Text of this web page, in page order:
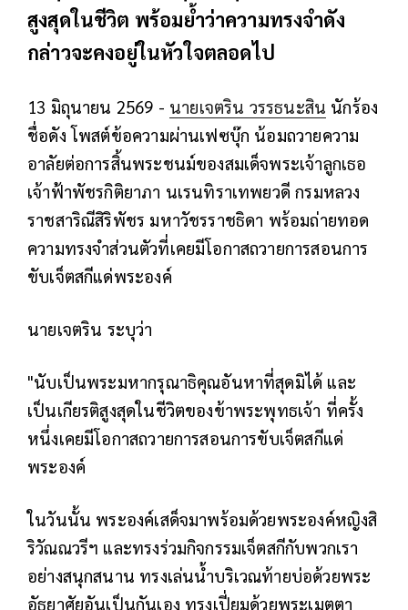
สูงสุดในชีวิต พร้อมย้ำว่าความทรงจำดัง
กล่าวจะคงอยู่ในหัวใจตลอดไป
13 มิถุนายน 2569 - นายเจตริน วรรธนะสิน นักร้อง
ชื่อดัง โพสต์ข้อความผ่านเฟซบุ๊ก น้อมถวายความ
อาลัยต่อการสิ้นพระชนม์ของสมเด็จพระเจ้าลูกเธอ
เจ้าฟ้าพัชรกิติยาภา นเรนทิราเทพยวดี กรมหลวง
ราชสาริณีสิริพัชร มหาวัชรราชธิดา พร้อมถ่ายทอด
ความทรงจำส่วนตัวที่เคยมีโอกาสถวายการสอนการ
ขับเจ็ตสกีแด่พระองค์
นายเจตริน ระบุว่า
"นับเป็นพระมหากรุณาธิคุณอันหาที่สุดมิได้ และ
เป็นเกียรติสูงสุดในชีวิตของข้าพระพุทธเจ้า ที่ครั้ง
หนึ่งเคยมีโอกาสถวายการสอนการขับเจ็ตสกีแด่
พระองค์
ในวันนั้น พระองค์เสด็จมาพร้อมด้วยพระองค์หญิงสิ
ริวัณณวรีฯ และทรงร่วมกิจกรรมเจ็ตสกีกับพวกเรา
อย่างสนุกสนาน ทรงเล่นน้ำบริเวณท้ายบ่อด้วยพระ
อัธยาศัยอันเป็นกันเอง ทรงเปี่ยมด้วยพระเมตตา